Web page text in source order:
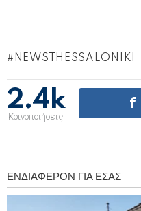
NEWSTHESSALONIKI
2.4k
Κοινοποιήσεις